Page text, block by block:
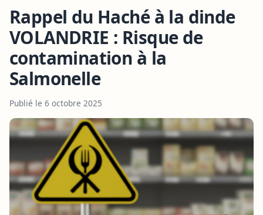
Rappel du Haché à la dinde
VOLANDRIE : Risque de
contamination à la
Salmonelle
Publié le 6 octobre 2025